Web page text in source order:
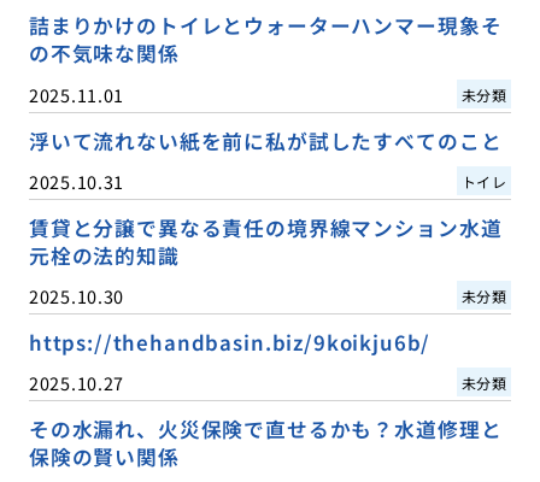
詰まりかけのトイレとウォーターハンマー現象そ
の不気味な関係
2025.11.01 未分類
浮いて流れない紙を前に私が試したすべてのこと
2025.10.31 トイレ
賃貸と分譲で異なる責任の境界線マンション水道
元栓の法的知識
2025.10.30 未分類
https://thehandbasin.biz/9koikju6b/
2025.10.27 未分類
その水漏れ、火災保険で直せるかも？水道修理と
保険の賢い関係